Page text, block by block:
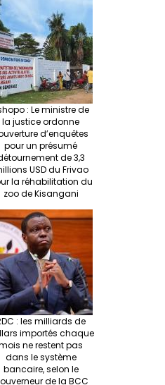
p
p
ge
r
: Le ministre de
la justice ordonne
d’enquêtes
pour un présumé
de 3,3
USD du Frivao
la réhabilitation du
zoo de Kisangani
: les milliards de
importés chaque
ne restent pas
dans le système
bancaire, selon le
de la BCC